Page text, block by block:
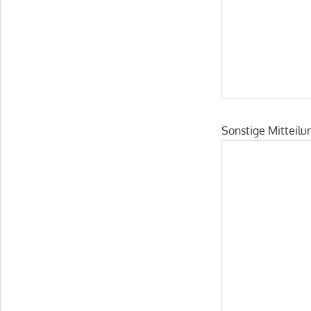
Sonstige